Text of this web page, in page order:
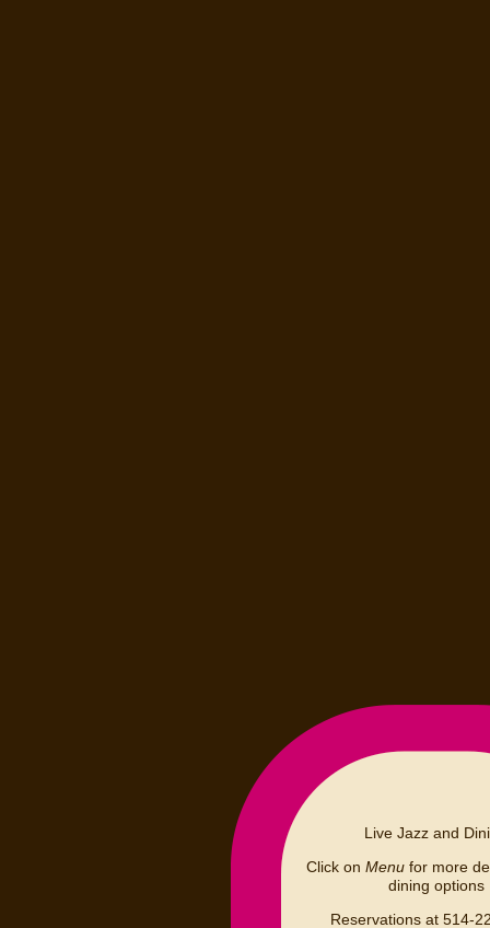
Live Jazz and
Click on Menufor more
dining options
Reservations at 514-